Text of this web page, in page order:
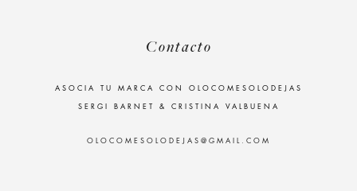
Contacto
ASOCIA TU MARCA CON OLOCOMESOLODEJAS
SERGI BARNET & CRISTINA VALBUENA
OLOCOMESOLODEJAS@GMAIL.COM